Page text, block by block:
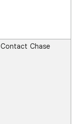
Contact Chase